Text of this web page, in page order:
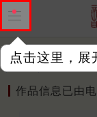
点击这里，展
作品 标注四声
作品信息已由